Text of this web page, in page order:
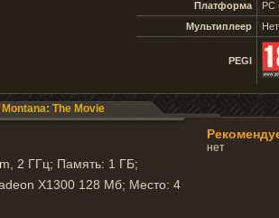
Платформа
PC
Мультиплеер
Нет
PEGI
The Movie
2 ГГц; Память: 1 ГБ;
X1300 128 Мб; Место: 4
нет